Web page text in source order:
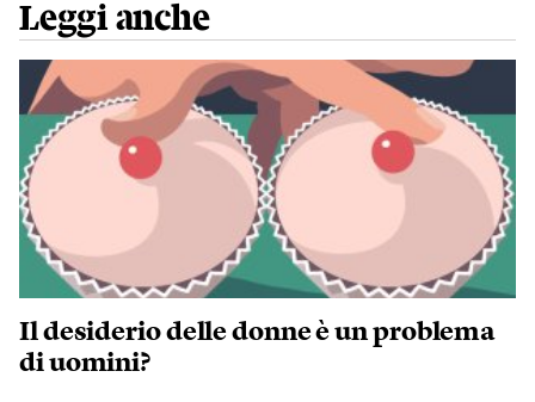
Leggi anche
Il desiderio delle donne è un problema
di uomini?